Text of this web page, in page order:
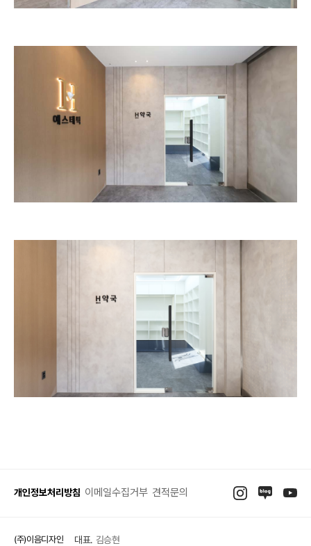
개인정보처리방침 이메일수집거부 견적문의
(주)이음디자인 대표. 김승현